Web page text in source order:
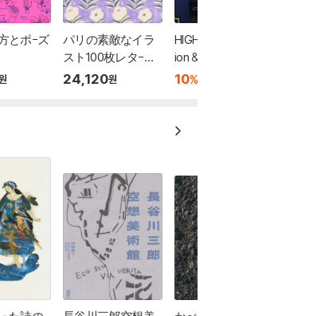
とポ-ズ
パリの素敵なイラ
スト100枚レタ-ブ
ック
24,120원
HIGH CARD -Illustrat
ion & Concept Book
10%